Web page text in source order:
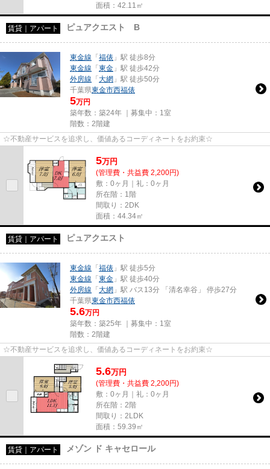
面積：42.11㎡
賃貸｜アパート ピュアクエスト B
東金線 「福俵 」駅 徒歩8分
東金線 「東金 」駅 徒歩42分
外房線 「大網 」駅 徒歩50分
千葉県東金市西福俵
5万円
築年数：築24年 ｜募集中： 1室
階数：2階建
☆不動産サービスを追求し、価値あるコーディネートをお約束☆
5万円
(管理費・共益費 2,200円)
敷：0ヶ月｜礼：0ヶ月
所在階：1階
間取り：2DK
面積：44.34㎡
賃貸｜アパート ピュアクエスト
東金線 「福俵 」駅 徒歩5分
東金線 「東金 」駅 徒歩40分
外房線 「大網 」駅 バス13分 「清名幸谷」 停歩27分
千葉県東金市西福俵
5.6万円
築年数：築25年 ｜募集中： 1室
階数：2階建
☆不動産サービスを追求し、価値あるコーディネートをお約束☆
5.6万円
(管理費・共益費 2,200円)
敷：0ヶ月｜礼：0ヶ月
所在階：2階
間取り：2LDK
面積：59.39㎡
賃貸｜アパート メゾン ド キャセロール